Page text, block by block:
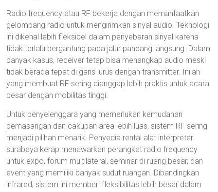
Radio frequency atau RF bekerja dengan memanfaatkan
gelombang radio untuk mengirimkan sinyal audio. Teknologi
ini dikenal lebih fleksibel dalam penyebaran sinyal karena
tidak terlalu bergantung pada jalur pandang langsung. Dalam
banyak kasus, receiver tetap bisa menangkap audio meski
tidak berada tepat di garis lurus dengan transmitter. Inilah
yang membuat RF sering dianggap lebih praktis untuk acara
besar dengan mobilitas tinggi.
Untuk penyelenggara yang memerlukan kemudahan
pemasangan dan cakupan area lebih luas, sistem RF sering
menjadi pilihan menarik. Penyedia rental alat interpreter
surabaya kerap menawarkan perangkat radio frequency
untuk expo, forum multilateral, seminar di ruang besar, dan
event yang memiliki banyak sudut ruangan. Dibandingkan
infrared, sistem ini memberi fleksibilitas lebih besar dalam